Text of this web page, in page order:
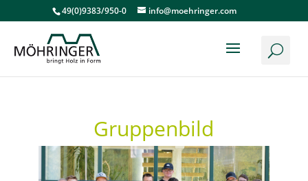
49(0)9383/950-0 info@moehringer.com
Gruppenbild